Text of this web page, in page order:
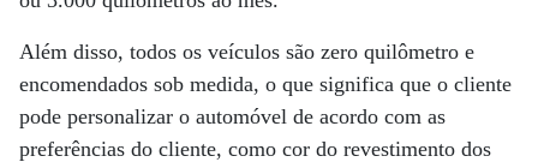
Além disso, todos os veículos são zero quilômetro e
encomendados sob medida, o que significa que o cliente
pode personalizar o automóvel de acordo com as
preferências do cliente, como cor do revestimento dos